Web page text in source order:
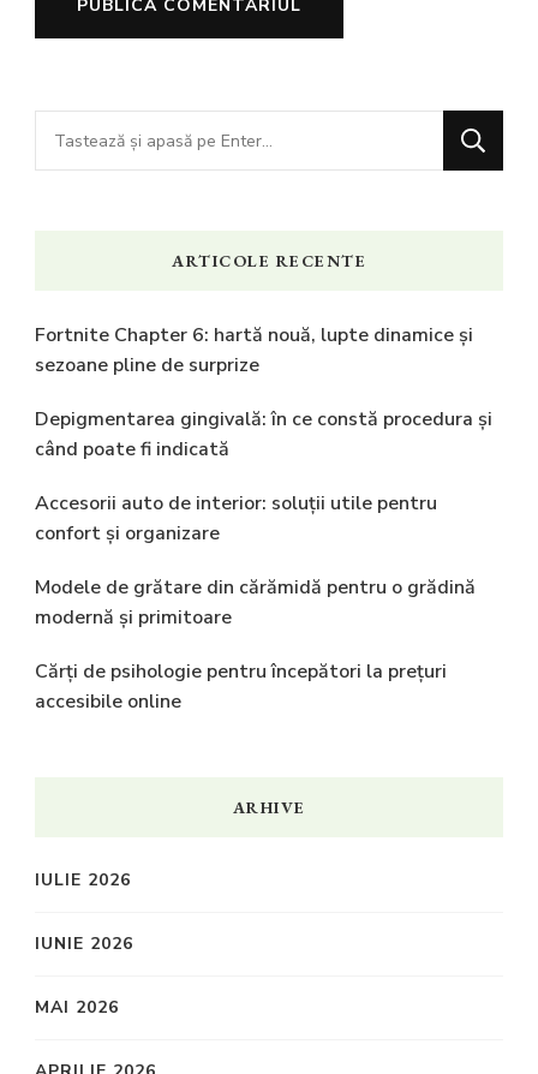
Cauți
ceva?
ARTICOLE RECENTE
Fortnite Chapter 6: hartă nouă, lupte dinamice și
sezoane pline de surprize
Depigmentarea gingivală: în ce constă procedura și
când poate fi indicată
Accesorii auto de interior: soluții utile pentru
confort și organizare
Modele de grătare din cărămidă pentru o grădină
modernă și primitoare
Cărți de psihologie pentru începători la prețuri
accesibile online
ARHIVE
IULIE 2026
IUNIE 2026
MAI 2026